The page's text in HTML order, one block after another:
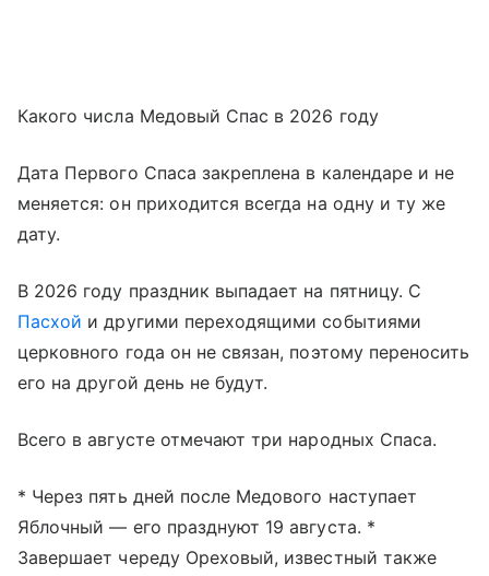
Какого числа Медовый Спас в 2026 году
Дата Первого Спаса закреплена в календаре и не
меняется: он приходится всегда на одну и ту же
дату.
В 2026 году праздник выпадает на пятницу. С
Пасхой и другими переходящими событиями
церковного года он не связан, поэтому переносить
его на другой день не будут.
Всего в августе отмечают три народных Спаса.
* Через пять дней после Медового наступает
Яблочный — его празднуют 19 августа. *
Завершает череду Ореховый, известный также